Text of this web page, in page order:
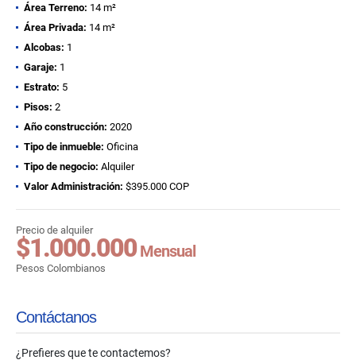
Área Terreno: 14 m²
Área Privada: 14 m²
Alcobas: 1
Garaje: 1
Estrato: 5
Pisos: 2
Año construcción: 2020
Tipo de inmueble: Oficina
Tipo de negocio: Alquiler
Valor Administración: $395.000 COP
Precio de alquiler
$1.000.000Mensual
Pesos Colombianos
Contáctanos
¿Prefieres que te contactemos?